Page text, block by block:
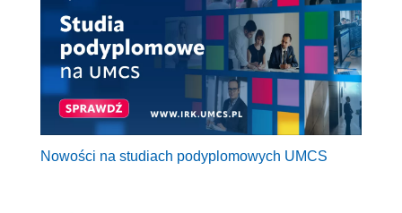
Nowości na studiach podyplomowych UMCS